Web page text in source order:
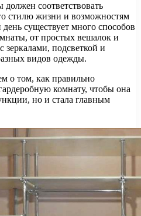
соответствовать
стилю жизни и возможностям
существует много способов
от простых вешалок и
подсветкой и
видов одежды.
о том, как правильно
комнату, чтобы она
но и стала главным